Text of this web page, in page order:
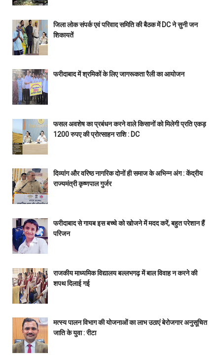
जिला लोक संपर्क एवं परिवाद समिति की बैठक में DC ने सुनी जन
शिकायतें
फरीदाबाद में श्रमिकों के लिए जागरूकता रैली का आयोजन
फसल अवशेष का प्रबंधन करने वाले किसानों को मिलेगी प्रति एकड़
1200 रुपए की प्रोत्साहन राशि : DC
दिव्यांग और वरिष्ठ नागरिक दोनों ही समाज के अभिन्न अंग : केंद्रीय
राज्यमंत्री कृष्णपाल गुर्जर
फरीदाबाद से गायब इस बच्चे को खोजने में मदद करें, बहुत परेशान हैं
परिजन
राजकीय माध्यमिक विद्यालय बल्लभगढ़ में बाल विवाह न करने की
शपथ दिलाई गई
मत्स्य पालन विभाग की योजनाओं का लाभ उठाएं बेरोजगार अनुसूचित
जाति के युवा : रीटा